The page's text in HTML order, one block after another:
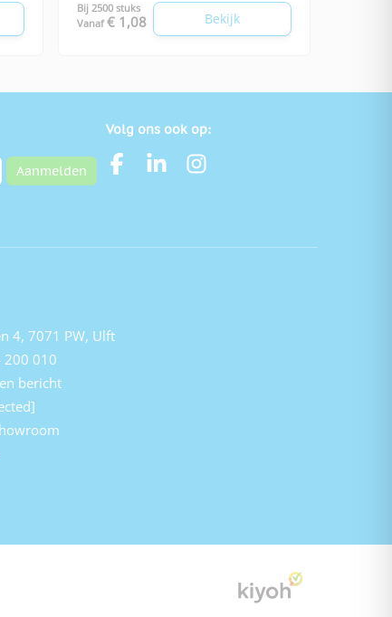
Bij 2500 stuks
Vanaf € 1,08 Bekijk
Aanmelden
Volg ons ook op:
4, 7071 PW, Ulft
200 010
bericht